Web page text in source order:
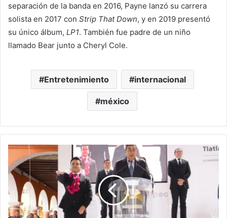
separación de la banda en 2016, Payne lanzó su carrera
solista en 2017 con Strip That Down, y en 2019 presentó
su único álbum, LP1. También fue padre de un niño
llamado Bear junto a Cheryl Cole.
Entretenimiento internacional
méxico